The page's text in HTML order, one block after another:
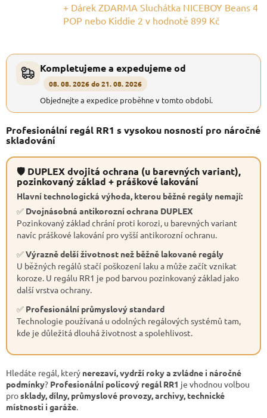
+ Dárek ZDARMA Sluchátka NICEBOY Beans 4
POP nebo Kiddie 2 v hodnotě 899 Kč
Kompletujeme a expedujeme od
08. 08. 2026 do 21. 08. 2026
Objednejte a expedice proběhne v tomto období.
Profesionální regál RR1 s vysokou nosností pro náročné
skladování
🛡 DUPLEX dvojitá ochrana (u barevných variant),
pozinkovaný základ + práškové lakování
Hlavní technologická výhoda, kterou běžné regály nemají:
✅ Dvojnásobná antikorozní ochrana DUPLEX
Pozinkovaný základ chrání proti korozi, u barevných variant
navíc práškové lakování pro vyšší antikorozní ochranu.
✅Výrazně delší životnost než běžně lakované regály
U běžných regálů stačí poškození laku a může začít vznikat
koroze. U regálu RR1 je pod barvou pozinkovaný základ jako
další vrstva ochrany.
✅ Profesionální průmyslový standard
Technologie používaná u odolných regálových systémů tam,
kde je důležitá dlouhá životnost a spolehlivost.
Hledáte regál, který nerezaví, vydrží roky a zvládne i náročné
podmínky? Profesionální policový regál RR1 je vhodnou volbou
prosklady, dílny, průmyslové provozy, archivy, technické
místnosti i garáže.